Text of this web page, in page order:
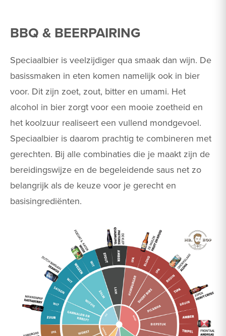
BBQ & BEERPAIRING
Speciaalbier is veelzijdiger qua smaak dan wijn. De
basissmaken in eten komen namelijk ook in bier
voor. Dit zijn zoet, zout, bitter en umami. Het
alcohol in bier zorgt voor een mooie zoetheid en
het koolzuur realiseert een vullend mondgevoel.
Speciaalbier is daarom prachtig te combineren met
gerechten. Bij alle combinaties die je maakt zijn de
bereidingswijze en de begeleidende saus net zo
belangrijk als de keuze voor je gerecht en
basisingrediënten.